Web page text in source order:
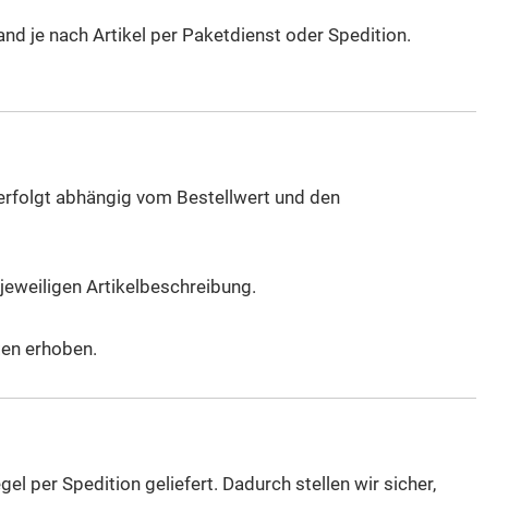
je nach Artikel per Paketdienst oder Spedition.
abhängig vom Bestellwert und den
Artikelbeschreibung.
erhoben.
per Spedition geliefert. Dadurch stellen wir sicher,